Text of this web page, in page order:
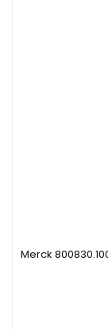
Merck